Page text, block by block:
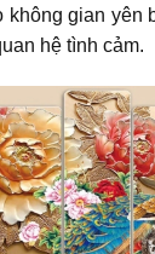
không gian yên
hệ tình cảm.